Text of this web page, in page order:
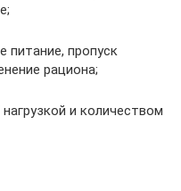
питание, пропуск
рациона;
и количеством